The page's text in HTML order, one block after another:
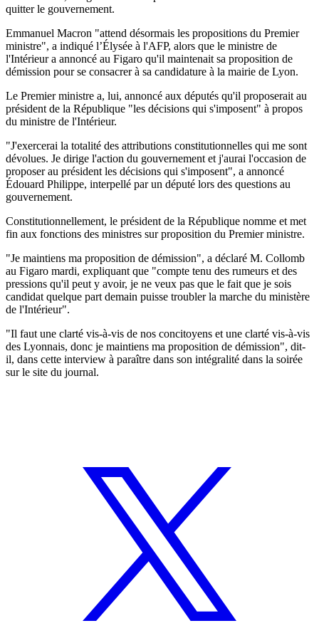
quitter le gouvernement.
Emmanuel Macron "attend désormais les propositions du Premier
ministre", a indiqué l’Élysée à l'AFP, alors que le ministre de
l'Intérieur a annoncé au Figaro qu'il maintenait sa proposition de
démission pour se consacrer à sa candidature à la mairie de Lyon.
Le Premier ministre a, lui, annoncé aux députés qu'il proposerait au
président de la République "les décisions qui s'imposent" à propos
du ministre de l'Intérieur.
"J'exercerai la totalité des attributions constitutionnelles qui me sont
dévolues. Je dirige l'action du gouvernement et j'aurai l'occasion de
proposer au président les décisions qui s'imposent", a annoncé
Édouard Philippe, interpellé par un député lors des questions au
gouvernement.
Constitutionnellement, le président de la République nomme et met
fin aux fonctions des ministres sur proposition du Premier ministre.
"Je maintiens ma proposition de démission", a déclaré M. Collomb
au Figaro mardi, expliquant que "compte tenu des rumeurs et des
pressions qu'il peut y avoir, je ne veux pas que le fait que je sois
candidat quelque part demain puisse troubler la marche du ministère
de l'Intérieur".
"Il faut une clarté vis-à-vis de nos concitoyens et une clarté vis-à-vis
des Lyonnais, donc je maintiens ma proposition de démission", dit-
il, dans cette interview à paraître dans son intégralité dans la soirée
sur le site du journal.